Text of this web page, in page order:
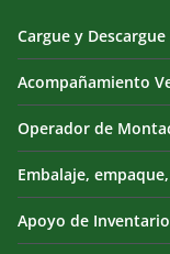
Cargue y
Acompañamiento
Operador de
Embalaje,
Apoyo de Inventario